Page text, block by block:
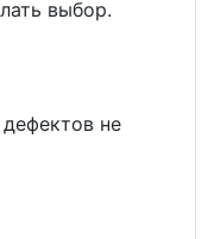
выбор.
не